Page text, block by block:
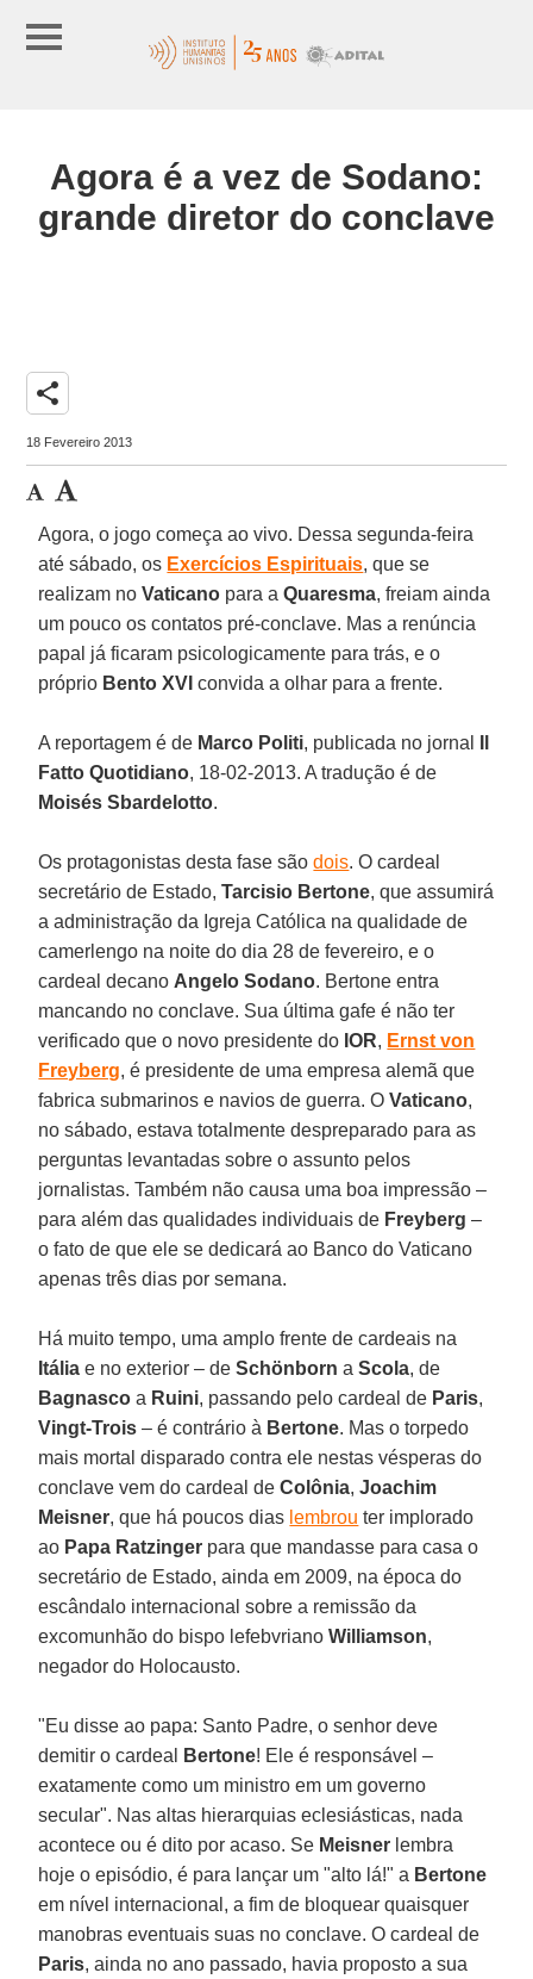
Agora é a vez de Sodano:
grande diretor do conclave
share
18 Fevereiro 2013
Agora, o jogo começa ao vivo. Dessa segunda-feira
até sábado, os Exercícios Espirituais, que se
realizam noVaticano para aQuaresma, freiam ainda
um pouco os contatos pré-conclave. Mas a renúncia
papal já ficaram psicologicamente para trás, e o
próprio Bento XVIconvida a olhar para a frente.
A reportagem é de Marco Politi, publicada no jornal
Fatto Quotidiano, 18-02-2013. A tradução é de
Moisés Sbardelotto.
Os protagonistas desta fase sãodois. O cardeal
secretário de Estado,Tarcisio Bertone, que assumirá
a administração da Igreja Católica na qualidade de
camerlengo na noite do dia 28 de fevereiro, e o
cardeal decano Angelo Sodano. Bertone entra
mancando no conclave. Sua última gafe é não ter
verificado que o novo presidente do IOR, Ernst von
Freyberg, é presidente de uma empresa alemã que
fabrica submarinos e navios de guerra. OVaticano,
no sábado, estava totalmente despreparado para as
perguntas levantadas sobre o assunto pelos
jornalistas. Também não causa uma boa impressão –
para além das qualidades individuais de Freyberg–
o fato de que ele se dedicará ao Banco do Vaticano
apenas três dias por semana.
Há muito tempo, uma amplo frente de cardeais na
Itáliae no exterior – deSchönbornaScola, de
Bagnascoa Ruini, passando pelo cardeal de Paris,
Vingt-Trois– é contrário à Bertone. Mas o torpedo
mais mortal disparado contra ele nestas vésperas do
conclave vem do cardeal deColônia,Joachim
Meisner, que há poucos dias lembrou ter implorado
ao Papa Ratzinger para que mandasse para casa o
secretário de Estado, ainda em 2009, na época do
escândalo internacional sobre a remissão da
excomunhão do bispo lefebvrianoWilliamson,
negador do Holocausto.
"Eu disse ao papa: Santo Padre, o senhor deve
demitir o cardeal
Bertone! Ele é responsável –
exatamente como um ministro em um governo
secular". Nas altas hierarquias eclesiásticas, nada
acontece ou é dito por acaso. Se Meisner lembra
hoje o episódio, é para lançar um "alto lá!" a Bertone
em nível internacional, a fim de bloquear quaisquer
manobras eventuais suas no conclave. O cardeal de
Paris, ainda no ano passado, havia proposto a sua